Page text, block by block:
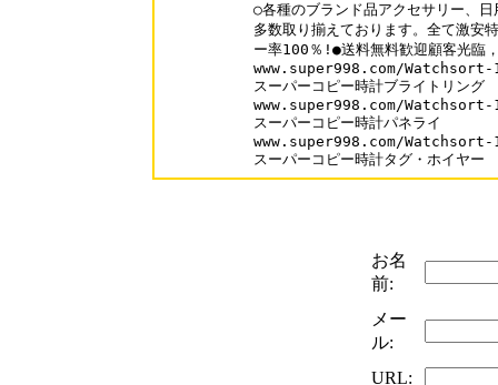
○各種のブランド品アクセサリー、
多数取り揃えております。全て激安
ー率100％!●送料無料歓迎顧客光臨
www.super998.com/
スーパーコピー時計ブライトリング
www.super998.com/
スーパーコピー時計パネライ
www.super998.com/
スーパーコピー時計タグ・ホイヤー
お名
前:
メー
ル:
URL: